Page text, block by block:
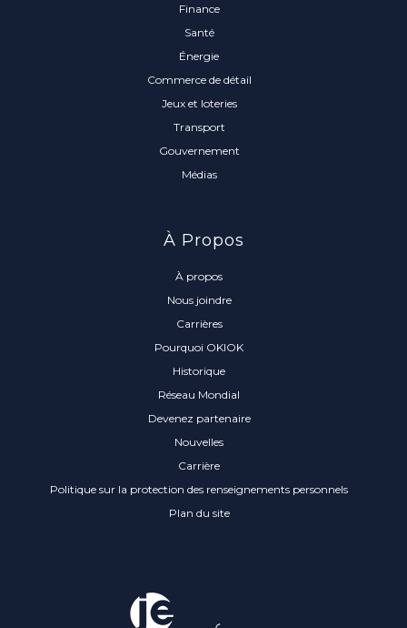
Finance
Santé
Énergie
Commerce de détail
Jeux et loteries
Transport
Gouvernement
Médias
À Propos
À propos
Nous joindre
Carrières
Pourquoi OKIOK
Historique
Réseau Mondial
Devenez partenaire
Nouvelles
Carrière
Politique sur la protection des renseignements personnels
Plan du site